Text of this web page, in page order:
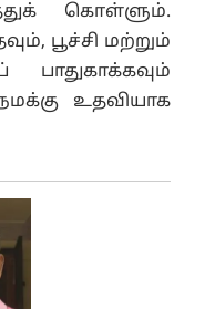
கொள்ளும்.
பூச்சி மற்றும்
பாதுகாக்கவும்
உதவியாக